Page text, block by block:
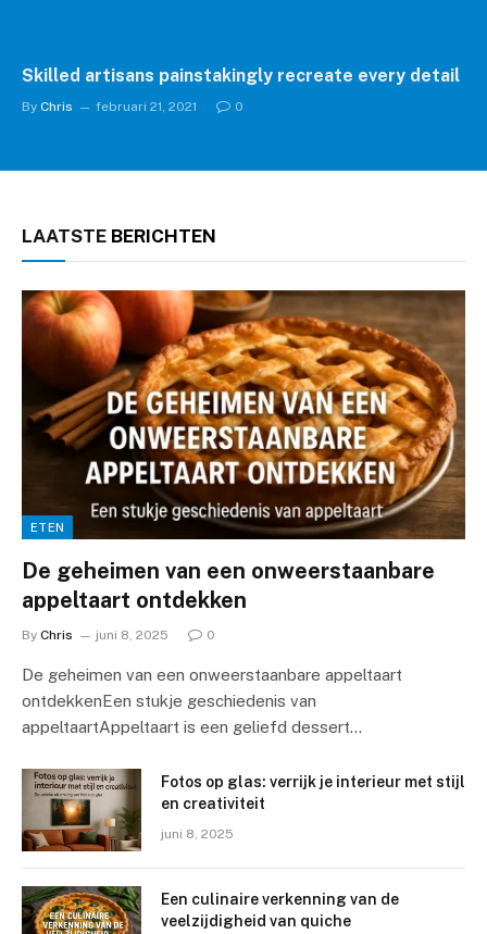
Skilled artisans painstakingly recreate every detail
By Chris februari 21, 2021 0
LAATSTE BERICHTEN
ETEN
De geheimen van een onweerstaanbare
appeltaart ontdekken
By Chris juni 8, 2025 0
De geheimen van een onweerstaanbare appeltaart
ontdekkenEen stukje geschiedenis van
appeltaartAppeltaart is een geliefd dessert…
Fotos op glas: verrijk je interieur met stijl
en creativiteit
juni 8, 2025
Een culinaire verkenning van de
veelzijdigheid van quiche